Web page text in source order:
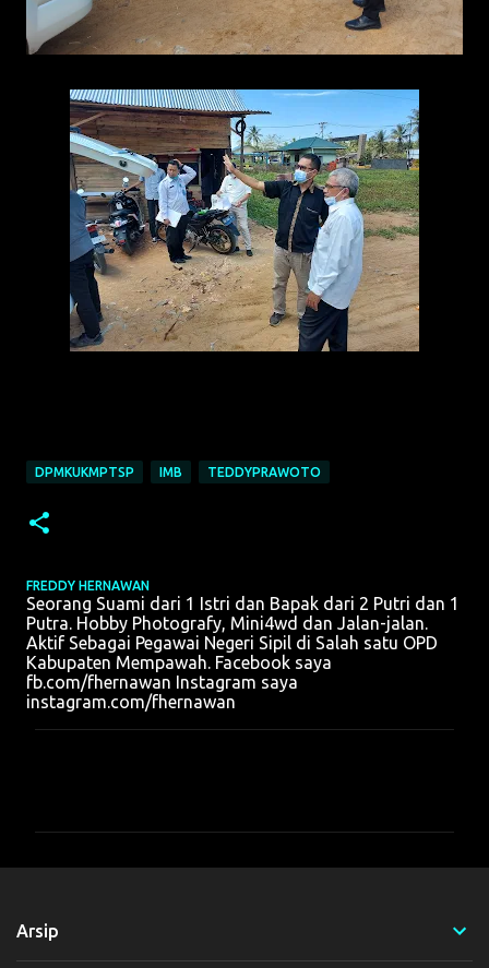
DPMKUKMPTSP IMB TEDDYPRAWOTO
FREDDY HERNAWAN
Seorang Suami dari 1 Istri dan Bapak dari 2 Putri dan 1
Putra. Hobby Photografy, Mini4wd dan Jalan-jalan.
Aktif Sebagai Pegawai Negeri Sipil di Salah satu OPD
Kabupaten Mempawah. Facebook saya
fb.com/fhernawan Instagram saya
instagram.com/fhernawan
Arsip